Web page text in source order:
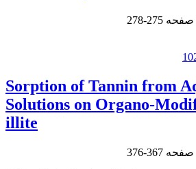
275-278
Sorption of Tannin from
Solutions on Organo-
illite
367-376